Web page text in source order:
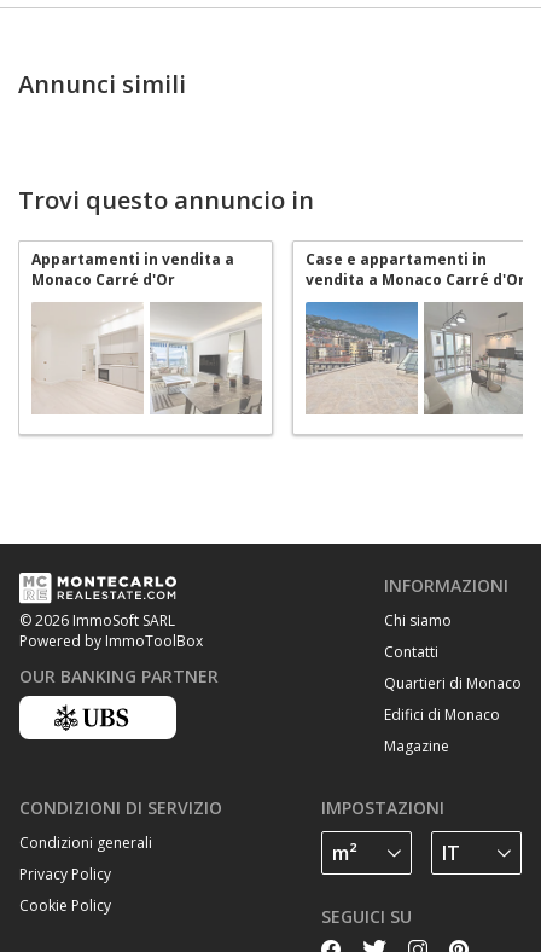
Annunci simili
Trovi questo annuncio in
Appartamenti in vendita a
Monaco Carré d'Or
Case e appartamenti in
vendita a Monaco Carré d'Or
© 2026 ImmoSoft SARL
Powered by ImmoToolBox
OUR BANKING PARTNER
INFORMAZIONI
Chi siamo
Contatti
Quartieri di Monaco
Edifici di Monaco
Magazine
CONDIZIONI DI SERVIZIO
Condizioni generali
Privacy Policy
Cookie Policy
IMPOSTAZIONI
SEGUICI SU